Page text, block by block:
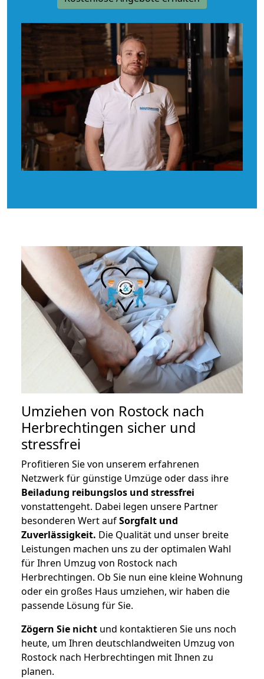
Umziehen von Rostock nach
Herbrechtingen sicher und
stressfrei
Profitieren Sie von unserem erfahrenen
Netzwerk für günstige Umzüge oder dass ihre
Beiladung reibungslos und stressfrei
vonstattengeht. Dabei legen unsere Partner
besonderen Wert aufSorgfalt und
Zuverlässigkeit. Die Qualität und unser breite
Leistungen machen uns zu der optimalen Wahl
für Ihren Umzug von Rostock nach
Herbrechtingen. Ob Sie nun eine kleine Wohnung
oder ein großes Haus umziehen, wir haben die
passende Lösung für Sie.
Zögern Sie nicht und kontaktieren Sie uns noch
heute, um Ihren deutschlandweiten Umzug von
Rostock nach Herbrechtingen mit Ihnen zu
planen.